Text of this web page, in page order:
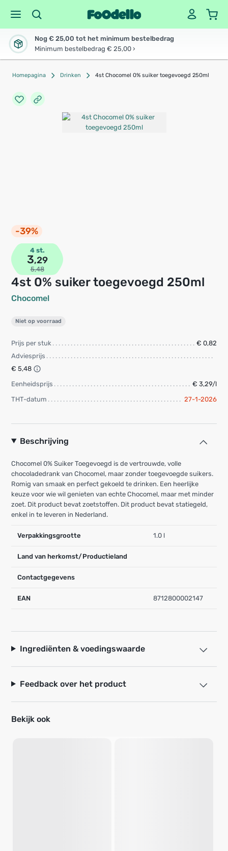
Nog € 25,00 tot het minimum bestelbedrag
Minimum bestelbedrag € 25,00 ›
Homepagina Drinken 4st Chocomel 0% suiker toegevoegd 250ml
-39%
4st 0% suiker toegevoegd 250ml
Chocomel
4 st.
3,29
5,48
Niet op voorraad
Prijs per stuk
€ 0,82
Adviesprijs
€ 5,48
Eenheidsprijs
€ 3,29/l
THT-datum
27-1-2026
Beschrijving
Chocomel 0% Suiker Toegevoegd is de vertrouwde, volle
chocoladedrank van Chocomel, maar zonder toegevoegde suikers.
Romig van smaak en perfect gekoeld te drinken. Een heerlijke
keuze voor wie wil genieten van echte Chocomel, maar met minder
zoet. Dit product bevat zoetstoffen. Dit product bevat statiegeld,
enkel in te leveren in Nederland.
Verpakkingsgrootte 1.0 l
Land van herkomst/Productieland
Contactgegevens
EAN 8712800002147
Ingrediënten & voedingswaarde
Feedback over het product
Bekijk ook